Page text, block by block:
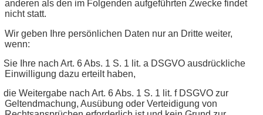
anderen als den im Folgenden aufgeführten Zwecke findet
nicht statt.
Wir geben Ihre persönlichen Daten nur an Dritte weiter,
wenn:
Sie Ihre nach Art. 6 Abs. 1 S. 1 lit. a DSGVO ausdrückliche
Einwilligung dazu erteilt haben,
die Weitergabe nach Art. 6 Abs. 1 S. 1 lit. f DSGVO zur
Geltendmachung, Ausübung oder Verteidigung von